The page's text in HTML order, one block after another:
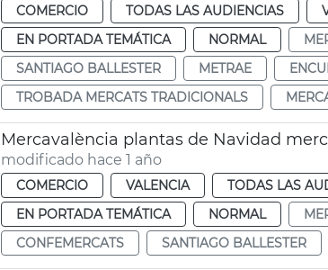
COMERCIO TODAS LAS AUDIENCIAS
EN PORTADA TEMÁTICA
NORMAL
SANTIAGO BALLESTER
METRAE
TROBADA MERCATS TRADICIONALS
Mercavalència plantas de Navidad
modificado hace 1 año
COMERCIO VALENCIA TODAS LAS
EN PORTADA TEMÁTICA
NORMAL
CONFEMERCATS
SANTIAGO BALLESTER